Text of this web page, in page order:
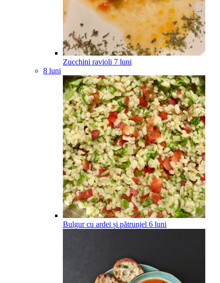
Zucchini ravioli 7 luni
8 luni
Bulgur cu ardei și pătrunjel 6 luni